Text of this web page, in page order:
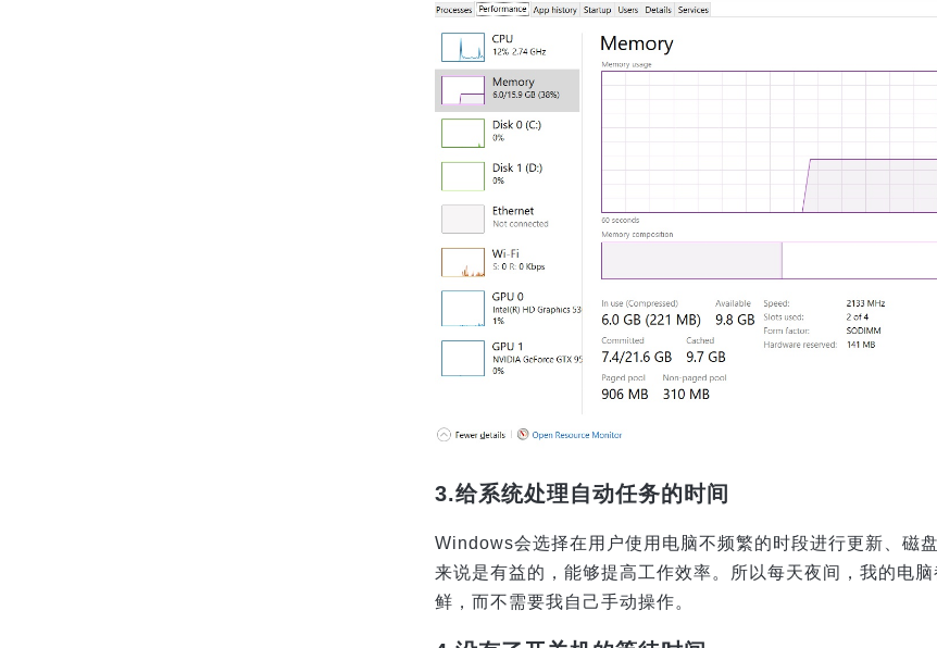
3.给系统处理自动任务的时间
Windows会选择在用户使用电脑不频繁的时段进行更新、磁
来说是有益的，能够提高工作效率。所以每天夜间，我的电
鲜，而不需要我自己手动操作。